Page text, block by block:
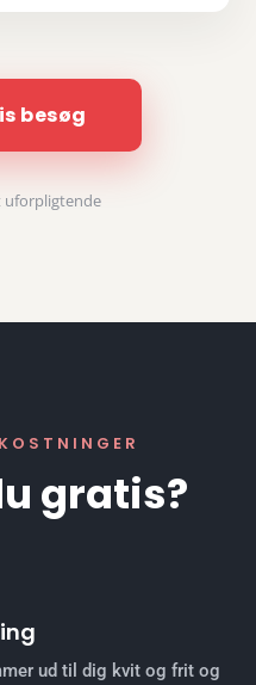
besøg
uforpligtende
gratis?
ud til dig kvit og frit og